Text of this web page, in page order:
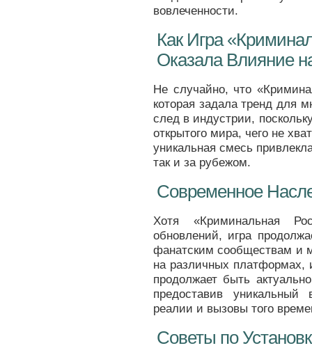
вовлеченности.
Как Игра
Оказала Влияние
Не случайно, что
которая задала тренд для
след в индустрии,
открытого мира, чего не
уникальная смесь
так и за рубежом.
Современное
Хотя «Криминальная
обновлений, игра
фанатским сообществам и
на различных платформах,
продолжает быть
предоставив уникальный
реалии и вызовы того
Советы по